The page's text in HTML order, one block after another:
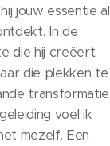
jouw essentie al
In de
die hij creëert,
die plekken te
transformatie
voel ik
mezelf. Een